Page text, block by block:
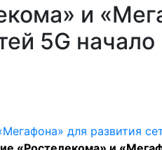
и
5G начало